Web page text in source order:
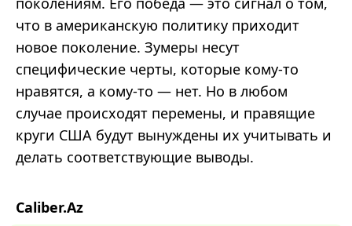
что в американскую политику приходит
новое поколение. Зумеры несут
специфические черты, которые кому-то
нравятся, а кому-то — нет. Но в любом
случае происходят перемены, и правящие
круги США будут вынуждены их учитывать и
делать соответствующие выводы.
Caliber.Az